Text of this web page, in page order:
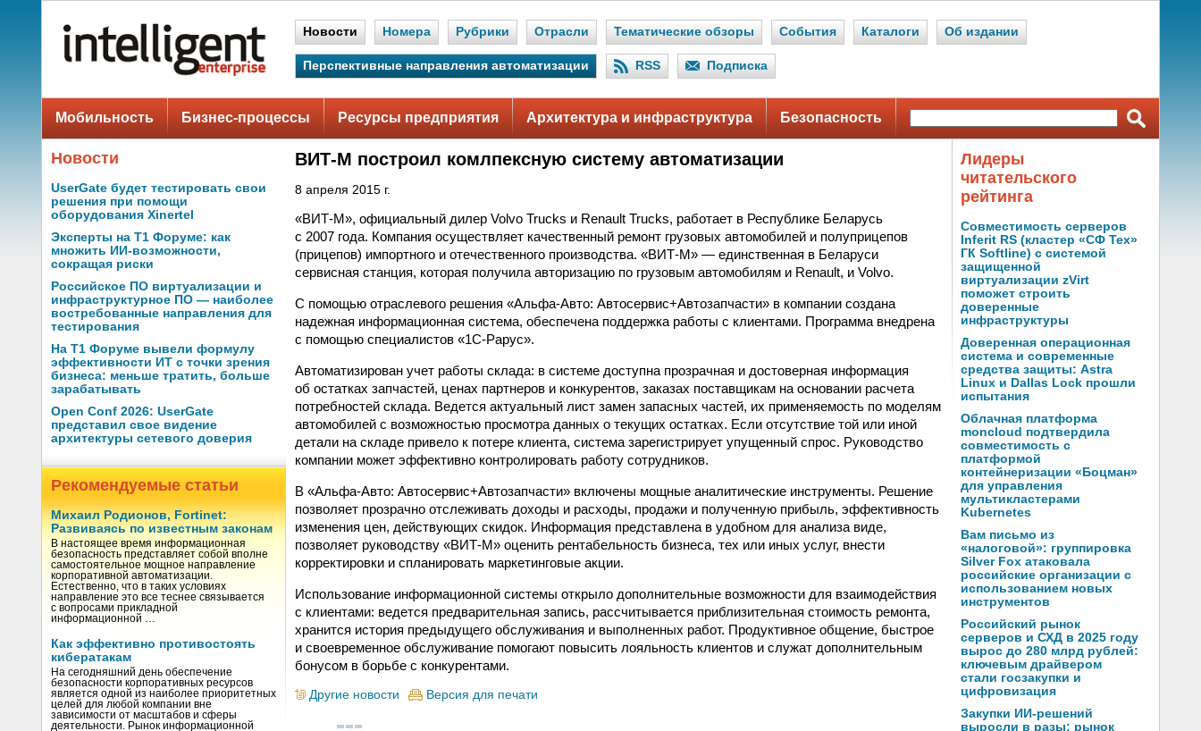
Новости Номера Рубрики Отрасли Тематические обзоры События Каталоги Об издании
Перспективные направления автоматизации RSS Подписка
Мобильность Бизнес-процессы Ресурсы предприятия Архитектура и инфраструктура Безопасность
Новости
UserGate будет тестировать свои
решения при помощи
оборудования Xinertel
Эксперты на Т1 Форуме: как
множить ИИ-возможности,
сокращая риски
Российское ПО виртуализации и
инфраструктурное ПО — наиболее
востребованные направления для
тестирования
На Т1 Форуме вывели формулу
эффективности ИТ с точки зрения
бизнеса: меньше тратить, больше
зарабатывать
Open Conf 2026: UserGate
представил свое видение
архитектуры сетевого доверия
Рекомендуемые статьи
Михаил Родионов, Fortinet:
Развиваясь по известным законам
В настоящее время информационная
безопасность представляет собой вполне
самостоятельное мощное направление
корпоративной автоматизации.
Естественно, что в таких условиях
направление это все теснее связывается
с вопросами прикладной
информационной …
Как эффективно противостоять
кибератакам
На сегодняшний день обеспечение
безопасности корпоративных ресурсов
является одной из наиболее приоритетных
целей для любой компании вне
зависимости от масштабов и сферы
деятельности. Рынок информационной
ВИТ-М построил комлпексную систему автоматизации
8 апреля 2015 г.
«ВИТ-М», официальный дилер Volvo Trucks и Renault Trucks, работает в Республике Беларусь
с 2007 года. Компания осуществляет качественный ремонт грузовых автомобилей и полуприцепов
(прицепов) импортного и отечественного производства. «ВИТ-М» — единственная в Беларуси
сервисная станция, которая получила авторизацию по грузовым автомобилям и Renault, и Volvo.
С помощью отраслевого решения «Альфа-Авто: Автосервис+Автозапчасти» в компании создана
надежная информационная система, обеспечена поддержка работы с клиентами. Программа внедрена
с помощью специалистов «1С-Рарус».
Автоматизирован учет работы склада: в системе доступна прозрачная и достоверная информация
об остатках запчастей, ценах партнеров и конкурентов, заказах поставщикам на основании расчета
потребностей склада. Ведется актуальный лист замен запасных частей, их применяемость по моделям
автомобилей с возможностью просмотра данных о текущих остатках. Если отсутствие той или иной
детали на складе привело к потере клиента, система зарегистрирует упущенный спрос. Руководство
компании может эффективно контролировать работу сотрудников.
В «Альфа-Авто: Автосервис+Автозапчасти» включены мощные аналитические инструменты. Решение
позволяет прозрачно отслеживать доходы и расходы, продажи и полученную прибыль, эффективность
изменения цен, действующих скидок. Информация представлена в удобном для анализа виде,
позволяет руководству «ВИТ-М» оценить рентабельность бизнеса, тех или иных услуг, внести
корректировки и спланировать маркетинговые акции.
Использование информационной системы открыло дополнительные возможности для взаимодействия
с клиентами: ведется предварительная запись, рассчитывается приблизительная стоимость ремонта,
хранится история предыдущего обслуживания и выполненных работ. Продуктивное общение, быстрое
и своевременное обслуживание помогают повысить лояльность клиентов и служат дополнительным
бонусом в борьбе с конкурентами.
Другие новости Версия для печати
Лидеры
читательского
рейтинга
Совместимость серверов
Inferit RS (кластер «СФ Тех»
ГК Softline) с системой
защищенной
виртуализации zVirt
поможет строить
доверенные
инфраструктуры
Доверенная операционная
система и современные
средства защиты: Astra
Linux и Dallas Lock прошли
испытания
Облачная платформа
moncloud подтвердила
совместимость с
платформой
контейнеризации «Боцман»
для управления
мультикластерами
Kubernetes
Вам письмо из
«налоговой»: группировка
Silver Fox атаковала
российские организации с
использованием новых
инструментов
Российский рынок
серверов и СХД в 2025 году
вырос до 280 млрд рублей:
ключевым драйвером
стали госзакупки и
цифровизация
Закупки ИИ-решений
выросли в разы: рынок